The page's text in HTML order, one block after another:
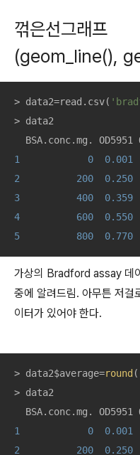
꺾은선그래프
(geom_line(),
> data2=read.csv(
> data2
1
0 0.001
2
200 0.250
3
400 0.359
4
600 0.550
5
800 0.770
가상의 Bradford assay 데
중에 알려드림. 아무튼 저걸
이터가 있어야 한다.
> data2$average=round
> data2
1
0 0.001
2
200 0.250